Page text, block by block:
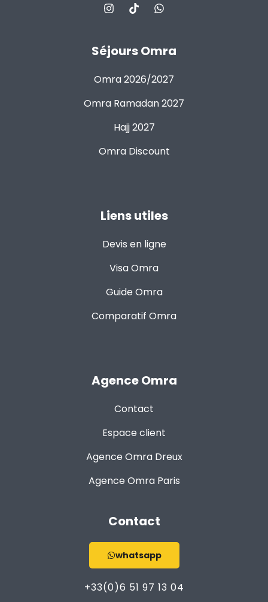
Séjours Omra
Omra 2026/2027
Omra Ramadan 2027
Hajj 2027
Omra Discount
Liens utiles
Devis en ligne
Visa Omra
Guide Omra
Comparatif Omra
Agence Omra
Contact
Espace client
Agence Omra Dreux
Agence Omra Paris
Contact
whatsapp
+33(0)6 51 97 13 04